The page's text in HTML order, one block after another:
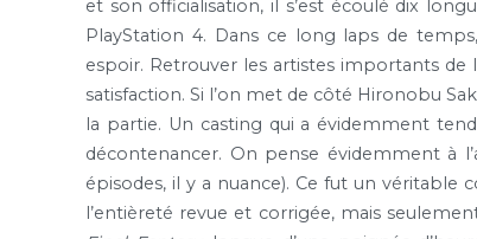
et son officialisation, il s’est écoulé dix
PlayStation 4. Dans ce long laps de
espoir. Retrouver les artistes importants de
satisfaction. Si l’on met de côté Hironobu
la partie. Un casting qui a évidemment
décontenancer. On pense évidemment à
épisodes, il y a nuance). Ce fut un
l’entièreté revue et corrigée, mais